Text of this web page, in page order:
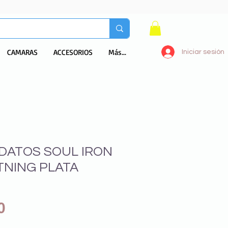
Iniciar sesión
CAMARAS ACCESORIOS Más...
SOUL IRON
PLATA